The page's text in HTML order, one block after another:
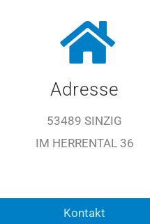
Adresse
53489 SINZIG
IM HERRENTAL 36
Kontakt